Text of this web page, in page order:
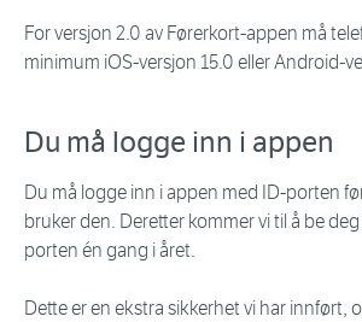
For versjon 2.0 av Førerkort-appen må
minimum iOS-versjon 15.0 eller Android-
Du må logge inn i appen
Du må logge inn i appen med ID-porten
bruker den. Deretter kommer vi til å be
porten én gang i året.
Dette er en ekstra sikkerhet vi har innført,